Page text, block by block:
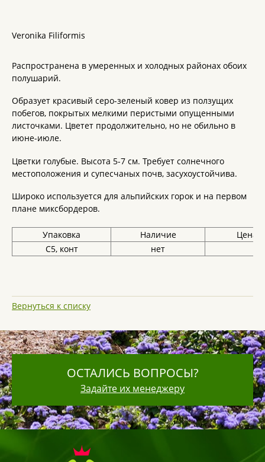
Veronika Filiformis
Распространена в умеренных и холодных районах обоих
полушарий.
Образует красивый серо-зеленый ковер из ползущих
побегов, покрытых мелкими перистыми опущенными
листочками. Цветет продолжительно, но не обильно в
июне-июле.
Цветки голубые. Высота 5-7 см. Требует солнечного
местоположения и супесчаных почв, засухоустойчива.
Широко используется для альпийских горок и на первом
плане миксбордеров.
Упаковка Наличие
Цена,
С5, конт
нет
Вернуться к списку
ОСТАЛИСЬ ВОПРОСЫ?
Задайте их менеджеру